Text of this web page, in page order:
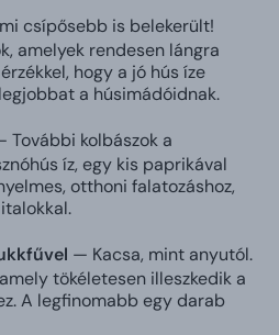
csípősebb is belekerült!
amelyek rendesen lángra
hogy a jó hús íze
a húsimádóidnak.
További kolbászok a
íz, egy kis paprikával
otthoni falatozáshoz,
— Kacsa, mint anyutól.
tökéletesen illeszkedik a
A legfinomabb egy darab